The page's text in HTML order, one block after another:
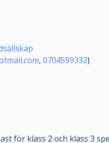
, 0704599332)
för klass 2 och klass 3